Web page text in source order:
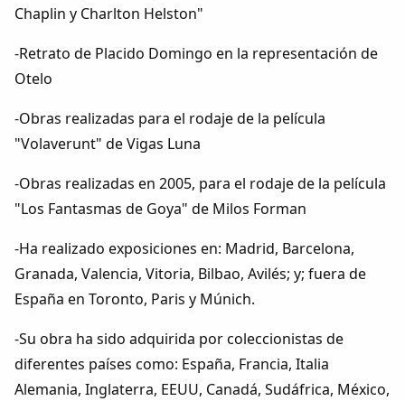
Chaplin y Charlton Helston"
-Retrato de Placido Domingo en la representación de
Otelo
-Obras realizadas para el rodaje de la película
"Volaverunt" de Vigas Luna
-Obras realizadas en 2005, para el rodaje de la película
"Los Fantasmas de Goya" de Milos Forman
-Ha realizado exposiciones en: Madrid, Barcelona,
Granada, Valencia, Vitoria, Bilbao, Avilés; y; fuera de
España en Toronto, Paris y Múnich.
-Su obra ha sido adquirida por coleccionistas de
diferentes países como: España, Francia, Italia
Alemania, Inglaterra, EEUU, Canadá, Sudáfrica, México,